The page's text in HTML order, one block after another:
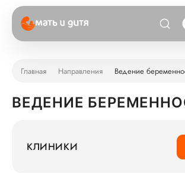
Главная Направления Ведение
ВЕДЕНИЕ
КЛИНИКИ